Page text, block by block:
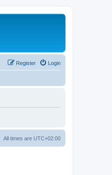
Login
Register
All times are UTC+02:00